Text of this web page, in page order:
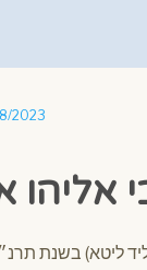
2023
ליטא) בשנת